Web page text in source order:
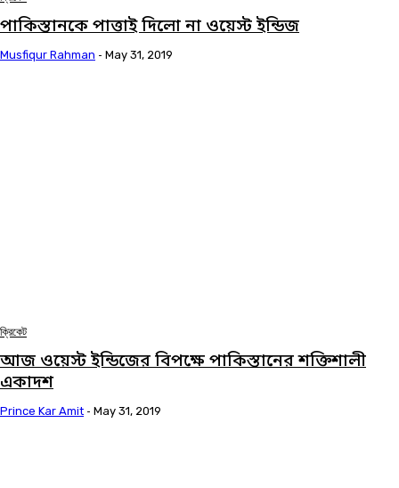
পাকিস্তানকে পাত্তাই দিলো না ওয়েস্ট ইন্ডিজ
Musfiqur Rahman - May 31, 2019
ক্রিকেট
আজ ওয়েস্ট ইন্ডিজের বিপক্ষে পাকিস্তানের শক্তিশালী
একাদশ
Prince Kar Amit - May 31, 2019